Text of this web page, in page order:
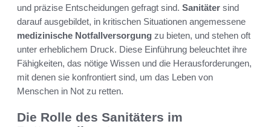
und präzise Entscheidungen gefragt sind. Sanitäter sind
darauf ausgebildet, in kritischen Situationen angemessene
medizinische Notfallversorgung zu bieten, und stehen oft
unter erheblichem Druck. Diese Einführung beleuchtet ihre
Fähigkeiten, das nötige Wissen und die Herausforderungen,
mit denen sie konfrontiert sind, um das Leben von
Menschen in Not zu retten.
Die Rolle des Sanitäters im